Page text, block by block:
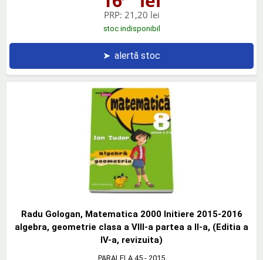
PRP: 21,20 lei
stoc indisponibil
➤ alertă stoc
Radu Gologan, Matematica 2000 Initiere 2015-2016
algebra, geometrie clasa a VIII-a partea a II-a, (Editia a
IV-a, revizuita)
PARALELA 45 - 2015